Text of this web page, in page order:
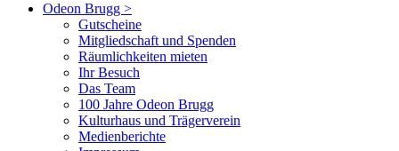
Odeon Brugg >
Gutscheine
Mitgliedschaft und Spenden
Räumlichkeiten mieten
Ihr Besuch
Das Team
100 Jahre Odeon Brugg
Kulturhaus und Trägerverein
Medienberichte